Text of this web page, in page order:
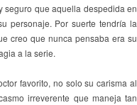
seguro que aquella despedida en
personaje. Por suerte tendría la
creo que nunca pensaba era su
a la serie.
favorito, no solo su carisma al
irreverente que maneja tan